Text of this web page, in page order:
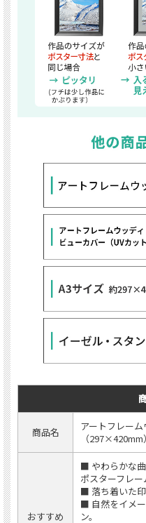
商品名
アートフレー
（297×420mm）
おすすめ
■ やわらかな
ポスターフレー
■ 落ち着いた印
■ 自然をイメ
ン。